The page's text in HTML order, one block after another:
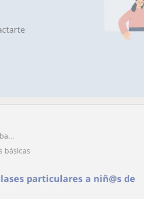
básicas
particulares a niñ@s de